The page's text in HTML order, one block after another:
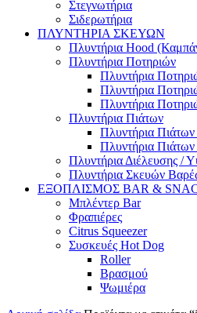
Στεγνωτήρια
Σιδερωτήρια
ΠΛΥΝΤΗΡΙΑ ΣΚΕΥΩΝ
Πλυντήρια Hood
Πλυντήρια Ποτηριών
Πλυντήρια
Πλυντήρια
Πλυντήρια
Πλυντήρια Πιάτων
Πλυντήρια
Πλυντήρια
Πλυντήρια Διέλευσης /
Πλυντήρια Σκευών
ΕΞΟΠΛΙΣΜΟΣ BAR &
Μπλέντερ Bar
Φραπιέρες
Citrus Squeezer
Συσκευές Hot Dog
Roller
Βρασμού
Ψωμιέρα